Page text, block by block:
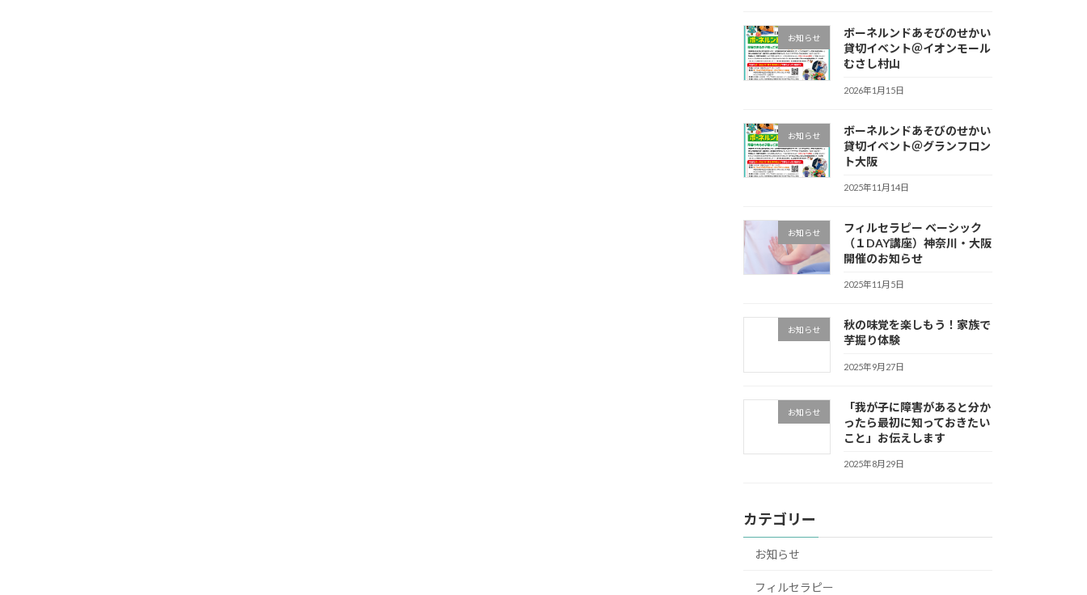
お知らせ
ボーネルンドあそびのせかい
貸切イベント＠イオンモール
むさし村山
2026年1月15日
お知らせ
ボーネルンドあそびのせかい
貸切イベント＠グランフロン
ト大阪
2025年11月14日
お知らせ
フィルセラピー ベーシック
（１DAY講座）神奈川・大阪
開催のお知らせ
2025年11月5日
お知らせ
秋の味覚を楽しもう！家族で
芋掘り体験
2025年9月27日
お知らせ
「我が子に障害があると分か
ったら最初に知っておきたい
こと」お伝えします
2025年8月29日
カテゴリー
お知らせ
フィルセラピー